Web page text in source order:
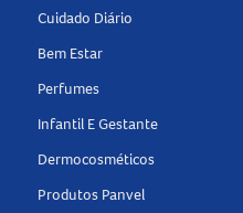
Cuidado Diário
Bem Estar
Perfumes
Infantil E Gestante
Dermocosméticos
Produtos Panvel